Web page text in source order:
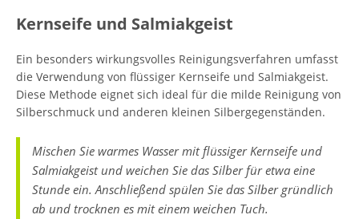
Kernseife und Salmiakgeist
Ein besonders wirkungsvolles Reinigungsverfahren umfasst
die Verwendung von flüssiger Kernseife und Salmiakgeist.
Diese Methode eignet sich ideal für die milde Reinigung von
Silberschmuck und anderen kleinen Silbergegenständen.
Mischen Sie warmes Wasser mit flüssiger Kernseife und
Salmiakgeist und weichen Sie das Silber für etwa eine
Stunde ein. Anschließend spülen Sie das Silber gründlich
ab und trocknen es mit einem weichen Tuch.